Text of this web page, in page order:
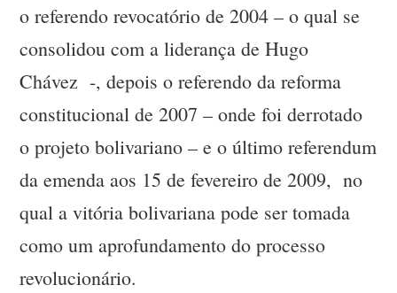
o referendo revocatório de 2004 – o qual se
consolidou com a liderança de Hugo
Chávez -, depois o referendo da reforma
constitucional de 2007 – onde foi derrotado
o projeto bolivariano – e o último referendum
da emenda aos 15 de fevereiro de 2009, no
qual a vitória bolivariana pode ser tomada
como um aprofundamento do processo
revolucionário.